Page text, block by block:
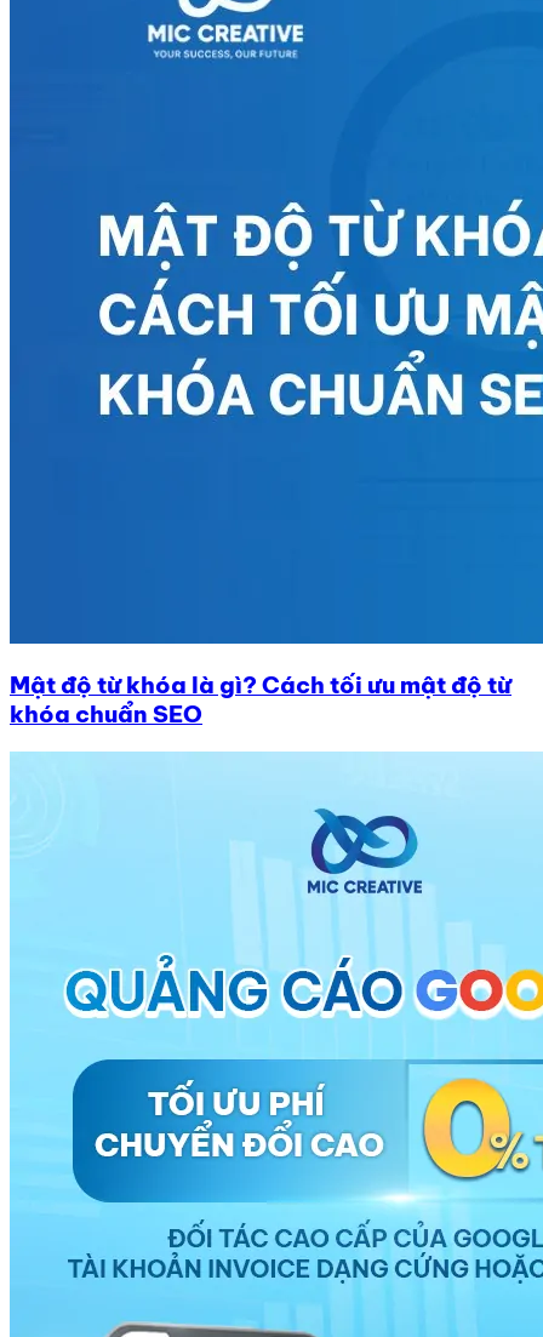
Mật độ từ khóa là gì? Cách tối ưu mật độ từ
khóa chuẩn SEO